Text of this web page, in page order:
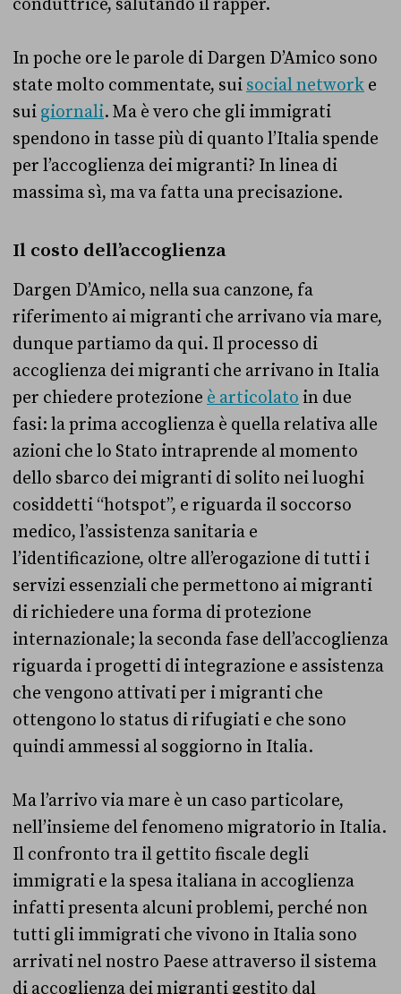
conduttrice, salutando il rapper.
In poche ore le parole di Dargen D’Amico sono
state molto commentate, sui social network e
sui giornali. Ma è vero che gli immigrati
spendono in tasse più di quanto l’Italia spende
per l’accoglienza dei migranti? In linea di
massima sì, ma va fatta una precisazione.
Il costo dell’accoglienza
Dargen D’Amico, nella sua canzone, fa
riferimento ai migranti che arrivano via mare,
dunque partiamo da qui. Il processo di
accoglienza dei migranti che arrivano in Italia
per chiedere protezione è articolato in due
fasi: la prima accoglienza è quella relativa alle
azioni che lo Stato intraprende al momento
dello sbarco dei migranti di solito nei luoghi
cosiddetti “hotspot”, e riguarda il soccorso
medico, l’assistenza sanitaria e
l’identificazione, oltre all’erogazione di tutti i
servizi essenziali che permettono ai migranti
di richiedere una forma di protezione
internazionale; la seconda fase dell’accoglienza
riguarda i progetti di integrazione e assistenza
che vengono attivati per i migranti che
ottengono lo status di rifugiati e che sono
quindi ammessi al soggiorno in Italia.
Ma l’arrivo via mare è un caso particolare,
nell’insieme del fenomeno migratorio in Italia.
Il confronto tra il gettito fiscale degli
immigrati e la spesa italiana in accoglienza
infatti presenta alcuni problemi, perché non
tutti gli immigrati che vivono in Italia sono
arrivati nel nostro Paese attraverso il sistema
di accoglienza dei migranti gestito dal